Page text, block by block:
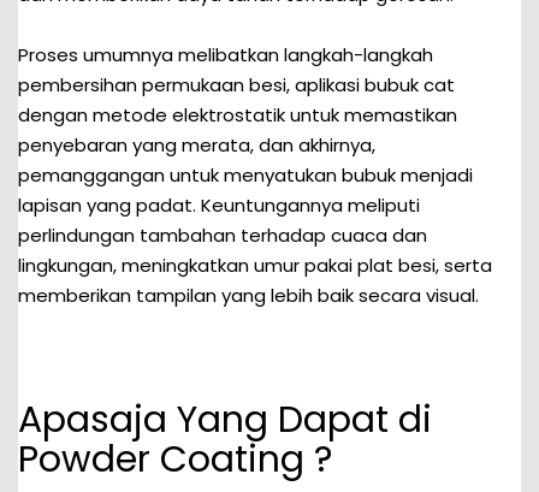
Proses umumnya melibatkan langkah-langkah
pembersihan permukaan besi, aplikasi bubuk cat
dengan metode elektrostatik untuk memastikan
penyebaran yang merata, dan akhirnya,
pemanggangan untuk menyatukan bubuk menjadi
lapisan yang padat. Keuntungannya meliputi
perlindungan tambahan terhadap cuaca dan
lingkungan, meningkatkan umur pakai plat besi, serta
memberikan tampilan yang lebih baik secara visual.
Apasaja Yang Dapat di
Powder Coating ?